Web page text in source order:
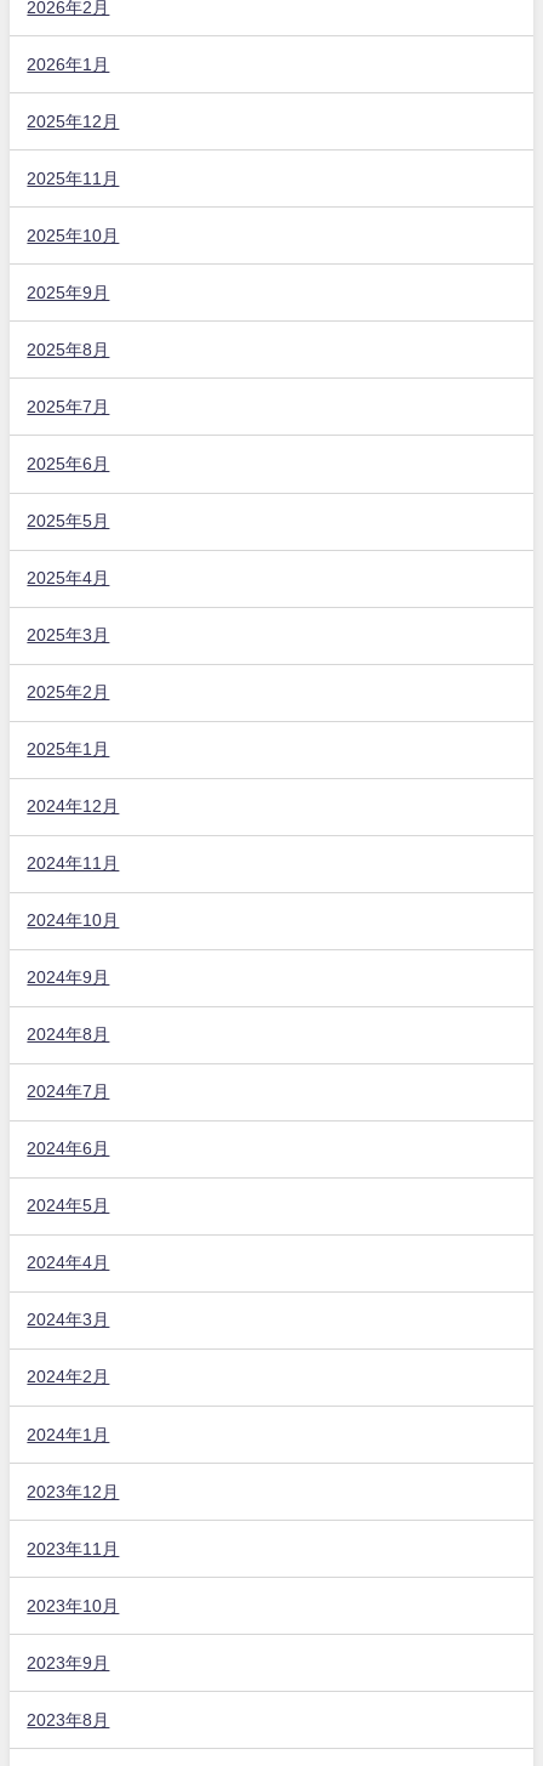
2026年2月
2026年1月
2025年12月
2025年11月
2025年10月
2025年9月
2025年8月
2025年7月
2025年6月
2025年5月
2025年4月
2025年3月
2025年2月
2025年1月
2024年12月
2024年11月
2024年10月
2024年9月
2024年8月
2024年7月
2024年6月
2024年5月
2024年4月
2024年3月
2024年2月
2024年1月
2023年12月
2023年11月
2023年10月
2023年9月
2023年8月